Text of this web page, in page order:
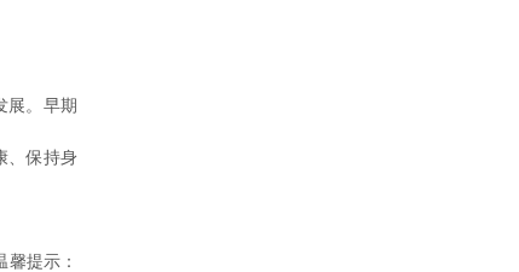
。早期
、保持身
馨提示：